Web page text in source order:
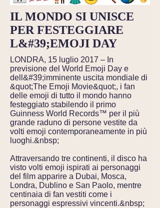
IL MONDO SI UNISCE
PER FESTEGGIARE
L&#39;EMOJI DAY
LONDRA, 15 luglio 2017 – In
previsione del World Emoji Day e
dell&#39;imminente uscita mondiale di
&quot;The Emoji Movie&quot;, i fan
delle emoji di tutto il mondo hanno
festeggiato stabilendo il primo
Guinness World Records™ per il più
grande raduno di persone vestite da
volti emoji contemporaneamente in più
luoghi.&nbsp;
Attraversando tre continenti, il disco ha
visto volti emoji ispirati ai personaggi
del film apparire a Dubai, Mosca,
Londra, Dublino e San Paolo, mentre
centinaia di fan vestiti come i
personaggi espressivi vincenti.&nbsp;